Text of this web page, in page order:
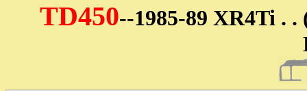
TD450--1985-89 XR4Ti .